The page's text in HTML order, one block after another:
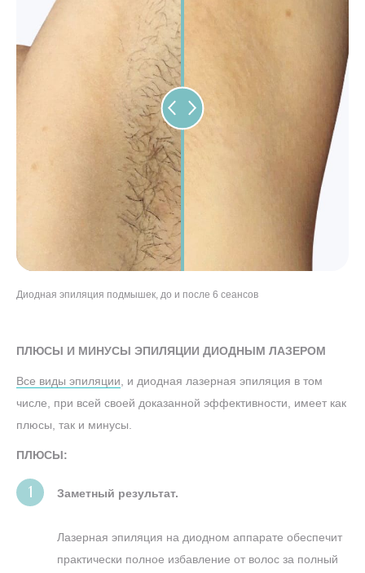
Диодная эпиляция подмышек, до и после 6 сеансов
Диодная эпиляция ног, до и после 8 сеансов
Диодная эпиляция бикини, до и после 5 сеансов
"Диодная эпиляция лица, до и после 7 сеансов
ПЛЮСЫ И МИНУСЫ ЭПИЛЯЦИИ ДИОДНЫМ ЛАЗЕРОМ
Все виды эпиляции , и диодная лазерная эпиляция в том
числе, при всей своей доказанной эффективности, имеет как
плюсы, так и минусы.
ПЛЮСЫ:
Заметный результат.
Лазерная эпиляция на диодном аппарате обеспечит
практически полное избавление от волос за полный